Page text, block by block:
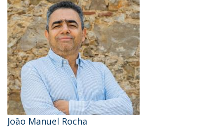
João Manuel Rocha